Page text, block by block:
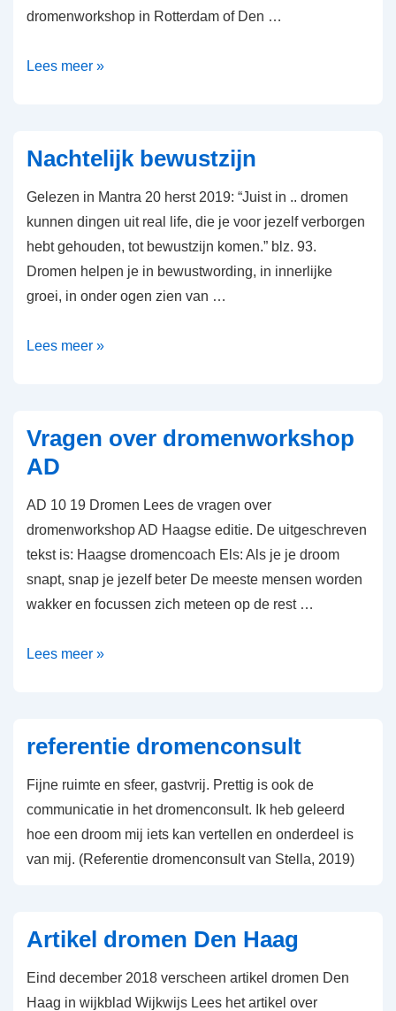
dromenworkshop in Rotterdam of Den …
Dromenworkshop
Lees meer »
Nachtelijk bewustzijn
Gelezen in Mantra 20 herst 2019: “Juist in .. dromen
kunnen dingen uit real life, die je voor jezelf verborgen
hebt gehouden, tot bewustzijn komen.” blz. 93.
Dromen helpen je in bewustwording, in innerlijke
groei, in onder ogen zien van …
Nachtelijk
Lees meer »
Vragen over dromenworkshop
AD
AD 10 19 Dromen Lees de vragen over
dromenworkshop AD Haagse editie. De uitgeschreven
tekst is: Haagse dromencoach Els: Als je je droom
snapt, snap je jezelf beter De meeste mensen worden
wakker en focussen zich meteen op de rest …
Vragen
Lees meer »
referentie dromenconsult
Fijne ruimte en sfeer, gastvrij. Prettig is ook de
communicatie in het dromenconsult. Ik heb geleerd
hoe een droom mij iets kan vertellen en onderdeel is
van mij. (Referentie dromenconsult van Stella, 2019)
Artikel dromen Den Haag
Eind december 2018 verscheen artikel dromen Den
Haag in wijkblad Wijkwijs Lees het artikel over